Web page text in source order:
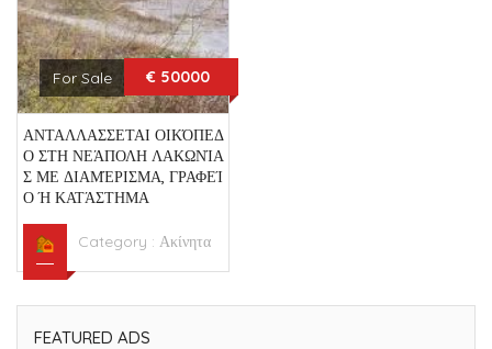
For Sale € 50000
ΑΝΤΑΛΛΑΣΣΕΤΑΙ ΟΙΚΌΠΕΔ
Ο ΣΤΗ ΝΕΆΠΟΛΗ ΛΑΚΩΝΊΑ
Σ ΜΕ ΔΙΑΜΈΡΙΣΜΑ, ΓΡΑΦΕΊ
Ο Ή ΚΑΤΆΣΤΗΜΑ
Category : Ακίνητα
FEATURED ADS